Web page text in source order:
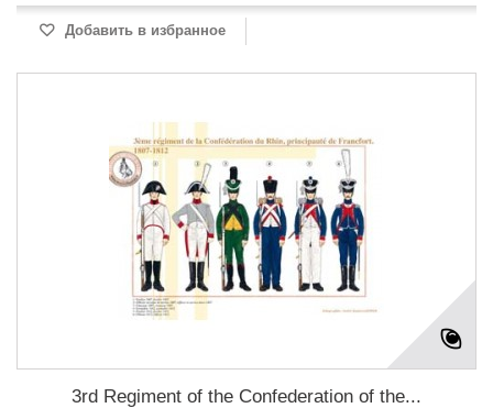
Добавить в избранное
3rd Regiment of the Confederation of the...